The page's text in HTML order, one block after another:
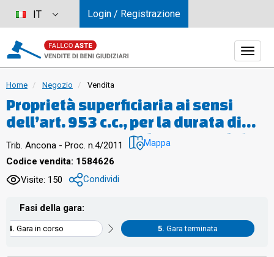
Home Negozio Vendita
Proprietà superficiaria ai sensi
dell’art. 953 c.c., per la durata di
novantanove anni decorrenti dal 7
giugno 1995, rinnovabile alla
scadenza per egual periodo, di un
negozio al piano S1 identificato con
l’interno “13”, censito al Catasto
Urbano di Cattolica
Trib. Ancona - Proc. n.4/2011 Mappa
Codice vendita: 1584626
Visite: 150
Condividi
Fasi della gara:
Gara in corso Gara terminata
IT Login / Registrazione